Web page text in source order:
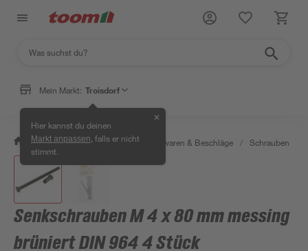
Mein Markt: Troisdorf
Hier kannst du deinen
Markt anpassen , falls er nicht
stimmt.
✕
/ Werkstatt & Maschinen / Eisenwaren & Beschläge / Schrauben
Senkschrauben M 4 x 80 mm messing
brüniert DIN 964 4 Stück